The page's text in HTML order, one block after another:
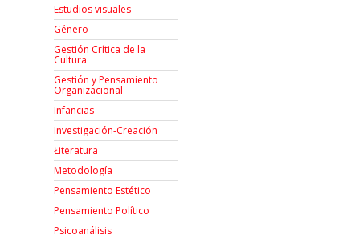
Estudios visuales
Género
Gestión Crítica de la
Cultura
Gestión y Pensamiento
Organizacional
Infancias
Investigación-Creación
Łiteratura
Metodología
Pensamiento Estético
Pensamiento Político
Psicoanálisis